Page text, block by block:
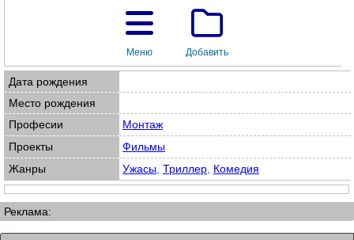
Меню Добавить
Дата рождения
Место рождения
Професии
Монтаж
Проекты
Фильмы
Жанры
Ужасы, Триллер, Комедия
Реклама: